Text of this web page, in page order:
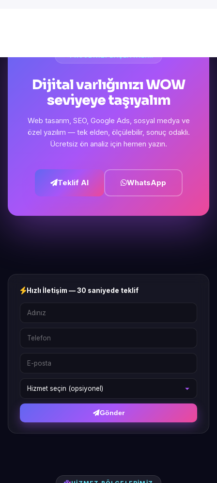
Dijital varlığınızı WOW
seviyeye taşıyalım
Web tasarım, SEO, Google Ads, sosyal medya ve
özel yazılım — tek elden, ölçülebilir, sonuç odaklı.
Ücretsiz ön analiz için hemen yazın.
Teklif Al WhatsApp
Hızlı İletişim — 30 saniyede teklif
Gönder